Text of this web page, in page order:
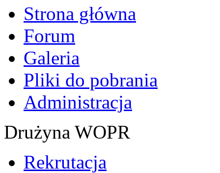
Strona główna
Forum
Galeria
Pliki do pobrania
Administracja
Drużyna WOPR
Rekrutacja